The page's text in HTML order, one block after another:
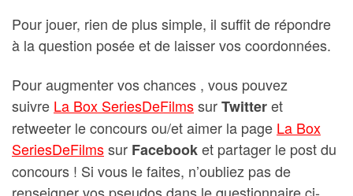
Pour jouer, rien de plus simple, il suffit de répondre
à la question posée et de laisser vos coordonnées.
Pour augmenter vos chances , vous pouvez
suivre La Box SeriesDeFilmssurTwitteret
retweeter le concours ou/et aimer la page La Box
SeriesDeFilmssur Facebooket partager le post du
concours ! Si vous le faites, n’oubliez pas de
renseigner vos pseudos dans le questionnaire ci-